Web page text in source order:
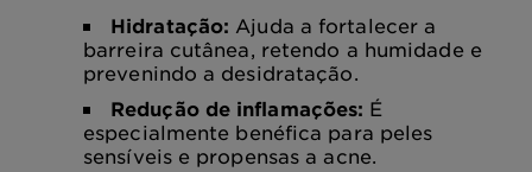
Hidratação: Ajuda a fortalecer a
barreira cutânea, retendo a humidade e
prevenindo a desidratação.
Redução de inflamações: É
especialmente benéfica para peles
sensíveis e propensas a acne.